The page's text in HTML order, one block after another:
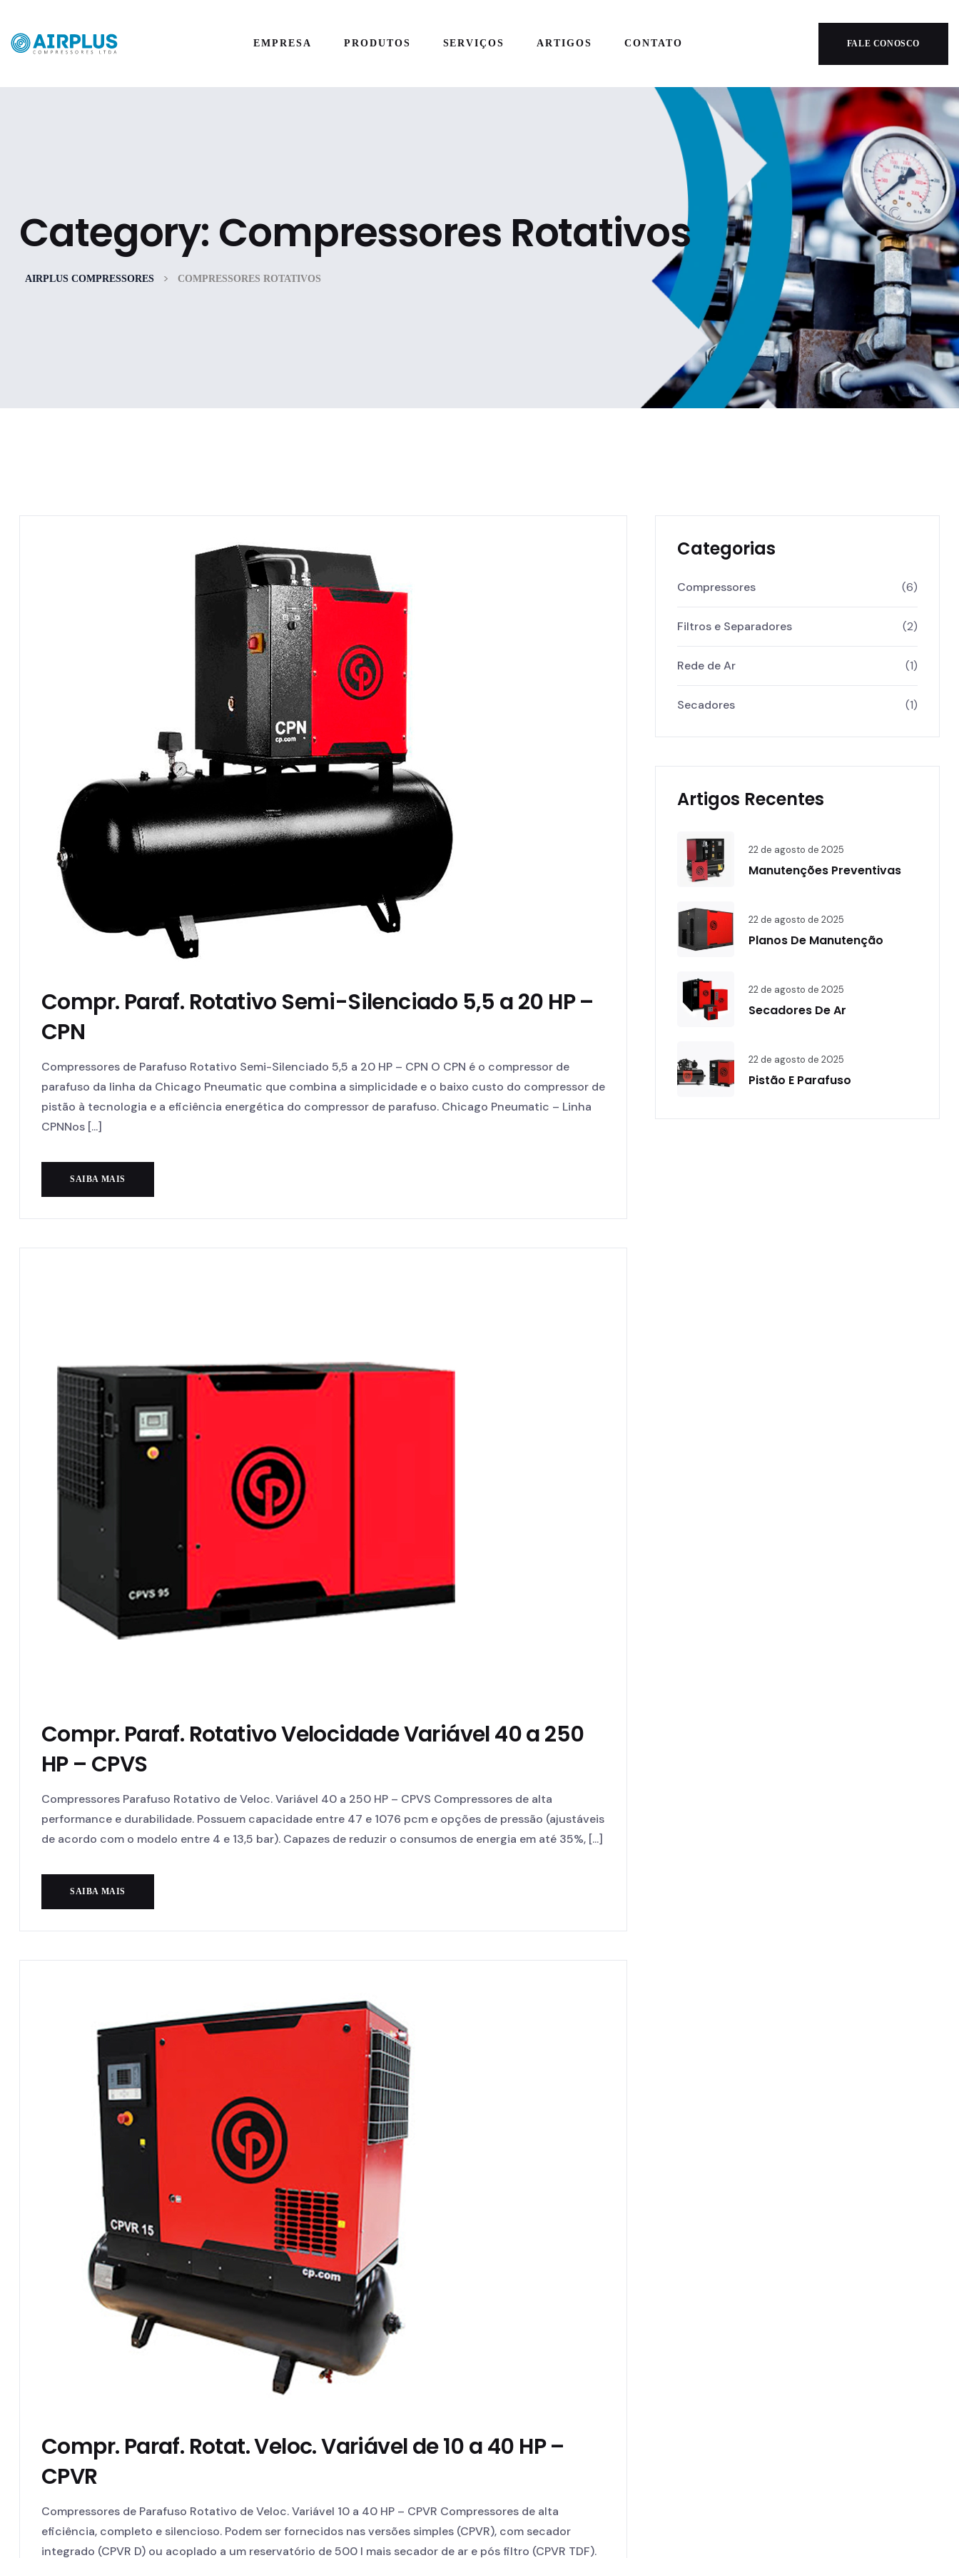
EMPRESA PRODUTOS SERVIÇOS ARTIGOS CONTATO FALE CONOSCO
Category: Compressores Rotativos
AIRPLUS COMPRESSORES > COMPRESSORES ROTATIVOS
Compr. Paraf. Rotativo Semi-Silenciado 5,5 a 20 HP –
CPN
Compressores de Parafuso Rotativo Semi-Silenciado 5,5 a 20 HP – CPN O CPN é o compressor de
parafuso da linha da Chicago Pneumatic que combina a simplicidade e o baixo custo do compressor de
pistão à tecnologia e a eficiência energética do compressor de parafuso. Chicago Pneumatic – Linha
CPNNos [...]
SAIBA MAIS
Compr. Paraf. Rotativo Velocidade Variável 40 a 250
HP – CPVS
Compressores Parafuso Rotativo de Veloc. Variável 40 a 250 HP – CPVS Compressores de alta
performance e durabilidade. Possuem capacidade entre 47 e 1076 pcm e opções de pressão (ajustáveis
de acordo com o modelo entre 4 e 13,5 bar). Capazes de reduzir o consumos de energia em até 35%, [...]
SAIBA MAIS
Compr. Paraf. Rotat. Veloc. Variável de 10 a 40 HP –
CPVR
Compressores de Parafuso Rotativo de Veloc. Variável 10 a 40 HP – CPVR Compressores de alta
eficiência, completo e silencioso. Podem ser fornecidos nas versões simples (CPVR), com secador
integrado (CPVR D) ou acoplado a um reservatório de 500 l mais secador de ar e pós filtro (CPVR TDF).
Categorias
Compressores (6)
Filtros e Separadores (2)
Rede de Ar (1)
Secadores (1)
Artigos Recentes
22 de agosto de 2025
Manutenções Preventivas
22 de agosto de 2025
Planos De Manutenção
22 de agosto de 2025
Secadores De Ar
22 de agosto de 2025
Pistão E Parafuso